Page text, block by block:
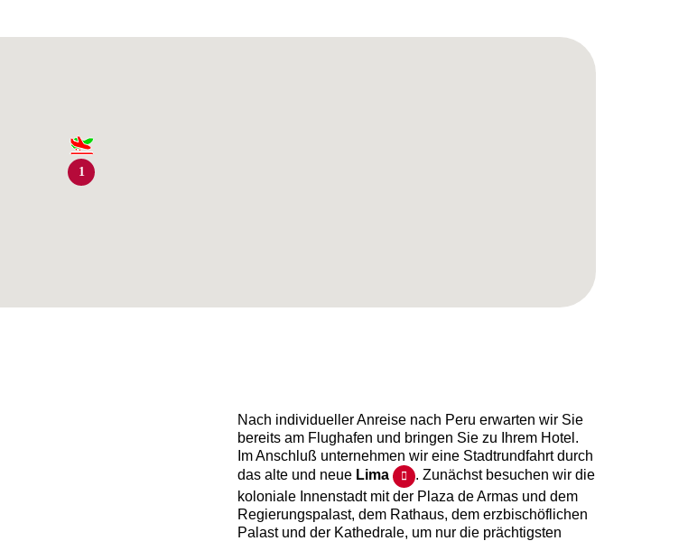
1
Nach individueller Anreise nach Peru erwarten wir Sie
bereits am Flughafen und bringen Sie zu Ihrem Hotel.
Im Anschluß unternehmen wir eine Stadtrundfahrt durch
das alte und neue Lima
. Zunächst besuchen wir die
koloniale Innenstadt mit der Plaza de Armas und dem
Regierungspalast, dem Rathaus, dem erzbischöflichen
Palast und der Kathedrale, um nur die prächtigsten